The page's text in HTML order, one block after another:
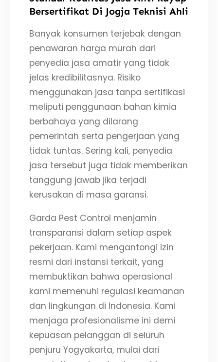
Bersertifikat Di Jogja Teknisi Ahli
Banyak konsumen terjebak dengan
penawaran harga murah dari
penyedia jasa amatir yang tidak
jelas kredibilitasnya. Risiko
menggunakan jasa tanpa sertifikasi
meliputi penggunaan bahan kimia
berbahaya yang dilarang
pemerintah serta pengerjaan yang
tidak tuntas. Sering kali, penyedia
jasa tersebut juga tidak memberikan
tanggung jawab jika terjadi
kerusakan di masa garansi.
Garda Pest Control menjamin
transparansi dalam setiap aspek
pekerjaan. Kami mengantongi izin
resmi dari instansi terkait, yang
membuktikan bahwa operasional
kami memenuhi regulasi keamanan
dan lingkungan di Indonesia. Kami
menjaga profesionalisme ini demi
kepuasan pelanggan di seluruh
penjuru Yogyakarta, mulai dari